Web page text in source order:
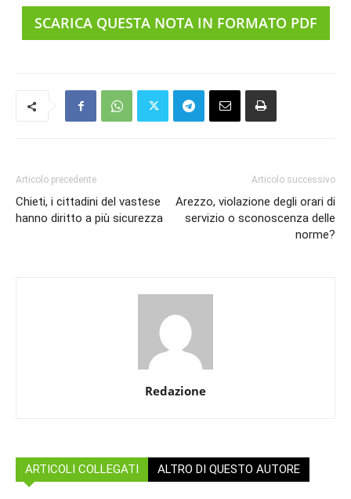
SCARICA QUESTA NOTA IN FORMATO PDF
Articolo precedente
Chieti, i cittadini del vastese
hanno diritto a più sicurezza
Articolo successivo
Arezzo, violazione degli orari di
servizio o sconoscenza delle
norme?
Redazione
ARTICOLI COLLEGATI ALTRO DI QUESTO AUTORE